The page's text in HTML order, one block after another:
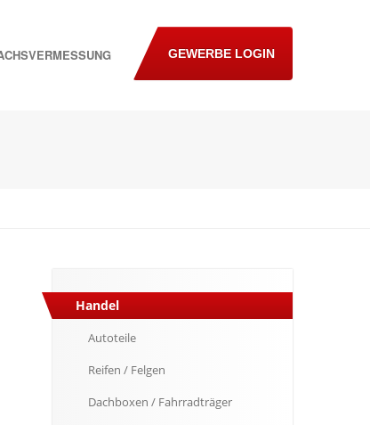
GEWERBE LOGIN
Handel
Autoteile
Reifen / Felgen
Dachboxen / Fahrradträger